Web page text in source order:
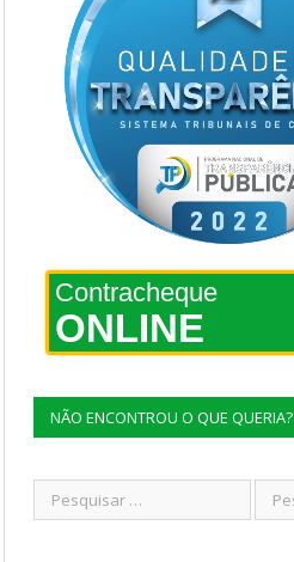
Contracheque
ONLINE
NÃO ENCONTROU O QUE QUERIA?